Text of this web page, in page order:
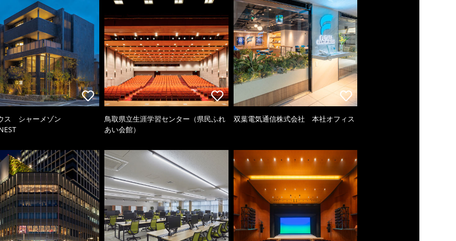
ス シャーメゾン
鳥取県立生涯学習センター（県民ふれ
あい会館）
双葉電気通信株式会社 本社オフィス